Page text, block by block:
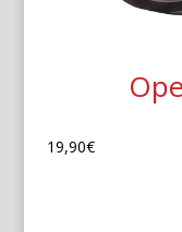
19,90€